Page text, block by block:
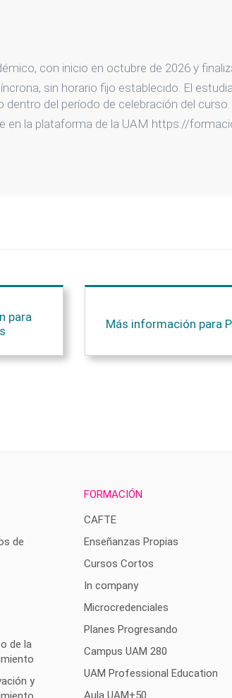
con inicio en octubre de 2026 y
sin horario fijo establecido. El
del período de celebración del curso.
en la plataforma de la UAM https://
para
Más información para
de
de la
y
FORMACIÓN
CAFTE
Enseñanzas Propias
Cursos Cortos
In company
Microcredenciales
Planes Progresando
Campus UAM 280
UAM Professional Education